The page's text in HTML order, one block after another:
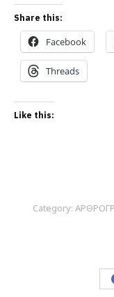
Share this:
Facebook
Threads
Like this:
Category: